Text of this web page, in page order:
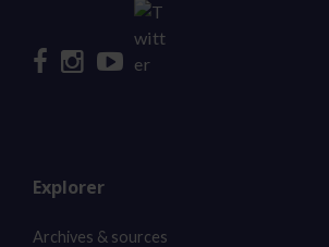
Explorer
Archives & sources